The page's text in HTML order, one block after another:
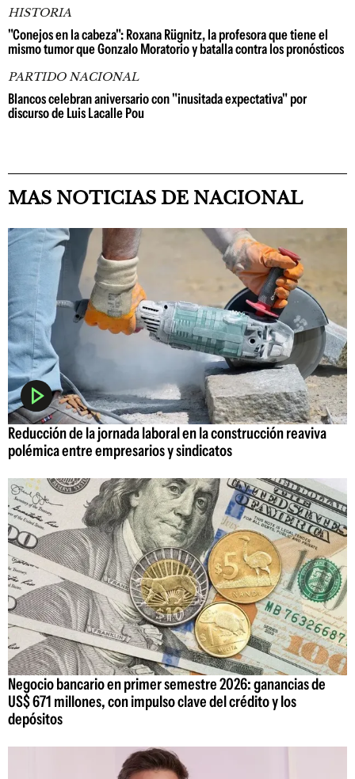
HISTORIA
"Conejos en la cabeza": Roxana Rügnitz, la profesora que tiene el
mismo tumor que Gonzalo Moratorio y batalla contra los pronósticos
PARTIDO NACIONAL
Blancos celebran aniversario con "inusitada expectativa" por
discurso de Luis Lacalle Pou
MAS NOTICIAS DE NACIONAL
Reducción de la jornada laboral en la construcción reaviva
polémica entre empresarios y sindicatos
Negocio bancario en primer semestre 2026: ganancias de
US$ 671 millones, con impulso clave del crédito y los
depósitos